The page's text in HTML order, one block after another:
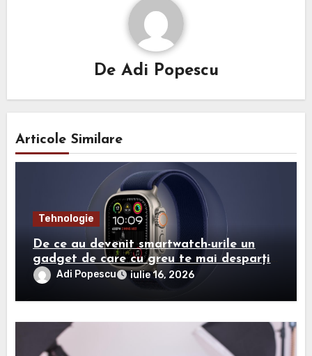
De Adi Popescu
Articole Similare
Tehnologie
De ce au devenit smartwatch-urile un
gadget de care cu greu te mai desparți?
Vezi aici mai multe detalii
Adi Popescu iulie 16, 2026